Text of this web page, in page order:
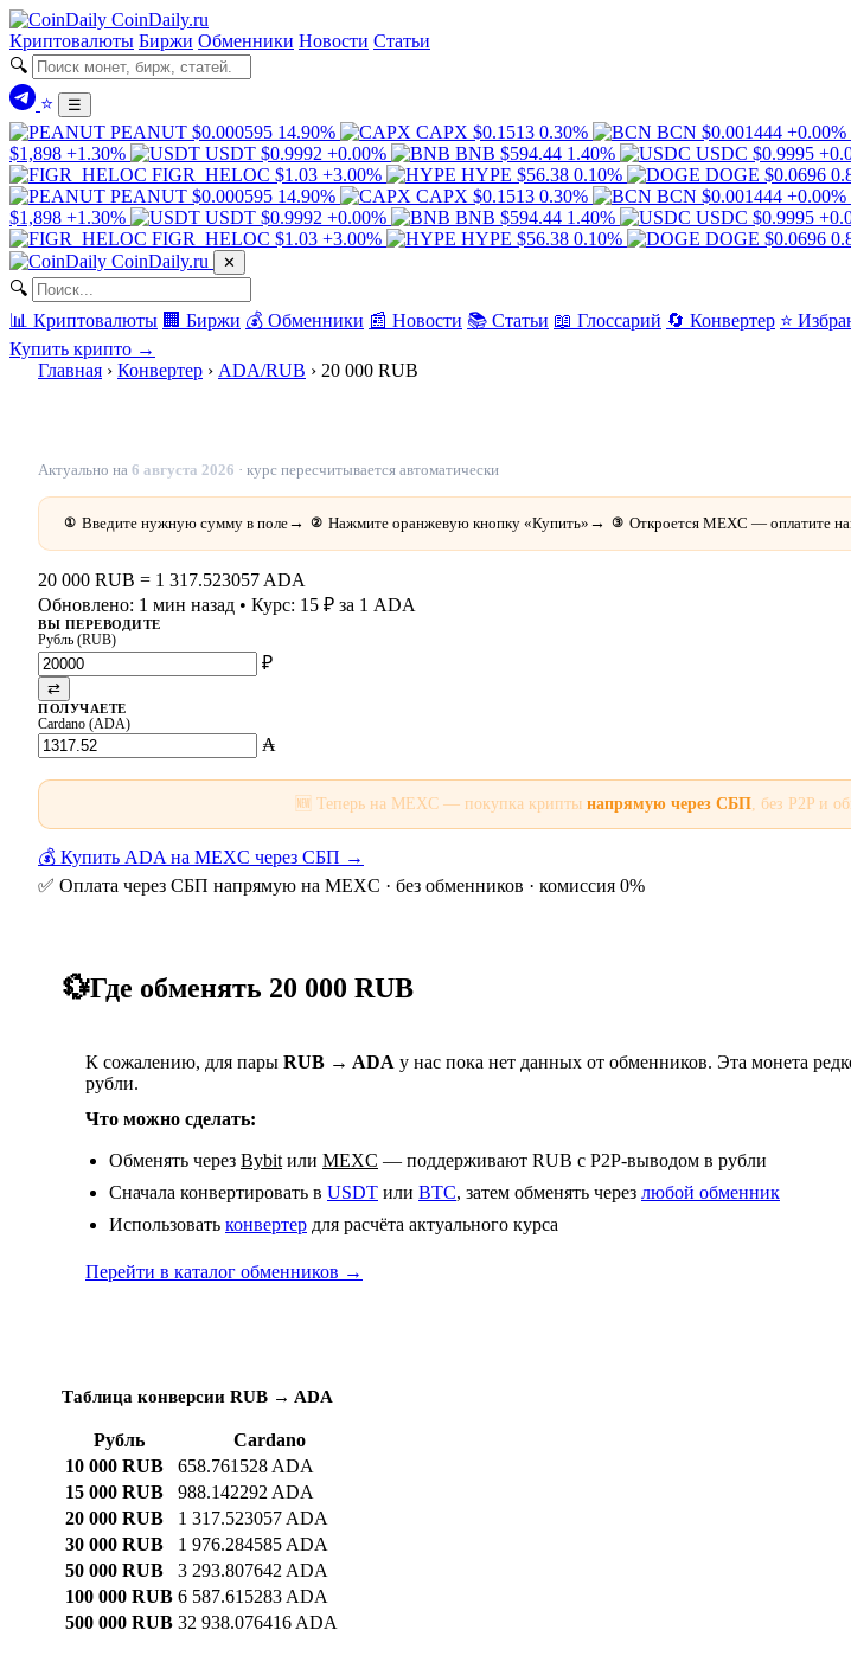
CoinDaily.ru
Криптовалюты Биржи Обменники Новости Статьи
🔍
⭐
☰
PEANUT $0.000595 14.90% CAPX $0.1513 0.30% BCN $0.001444 +0.00%
$1,898 +1.30% USDT $0.9992 +0.00% BNB $594.44 1.40% USDC $0.9995
FIGR_HELOC $1.03 +3.00% HYPE $56.38 0.10% DOGE $0.0696
PEANUT $0.000595 14.90% CAPX $0.1513 0.30% BCN $0.001444 +0.00%
$1,898 +1.30% USDT $0.9992 +0.00% BNB $594.44 1.40% USDC $0.9995
FIGR_HELOC $1.03 +3.00% HYPE $56.38 0.10% DOGE $0.0696
CoinDaily.ru ✕
🔍
📊 Криптовалюты 🏢 Биржи 💰 Обменники 📰 Новости 📚 Статьи 📖 Глоссарий 🔄 Конвертер ⭐
Купить крипто →
Главная › Конвертер › ADA/RUB › 20 000 RUB
Актуально на 6 августа 2026 · курс пересчитывается автоматически
① Введите нужную сумму в поле→ ② Нажмите оранжевую кнопку «Купить» → ③ Откроется MEXC — оплатите
20 000 RUB = 1 317.523057 ADA
Обновлено: 1 мин назад • Курс: 15 ₽ за 1 ADA
ВЫ ПЕРЕВОДИТЕ
Рубль (RUB)
₽
⇄
ПОЛУЧАЕТЕ
Cardano (ADA)
₳
🆕 Теперь на MEXC — покупка крипты напрямую через СБП, без P2P и
💰 Купить ADA на MEXC через СБП →
✅ Оплата через СБП напрямую на MEXC · без обменников · комиссия 0%
💱Где обменять 20 000 RUB
К сожалению, для пары RUB → ADA у нас пока нет данных от обменников. Эта монета
рубли.
Что можно сделать:
Обменять через Bybit или MEXC — поддерживают RUB с P2P-выводом в рубли
Сначала конвертировать в USDT или BTC, затем обменять через любой обменник
Использовать конвертер для расчёта актуального курса
Перейти в каталог обменников →
Таблица конверсии RUB → ADA
Рубль
Cardano
10 000 RUB
658.761528 ADA
15 000 RUB
988.142292 ADA
20 000 RUB
1 317.523057 ADA
30 000 RUB
1 976.284585 ADA
50 000 RUB
3 293.807642 ADA
100 000 RUB 6 587.615283 ADA
500 000 RUB 32 938.076416 ADA